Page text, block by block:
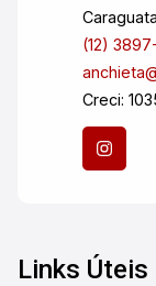
Colinas, entre
Rodovia
regiões da cidade. Quer
uma visita?
(12)
Creci:
Links Úteis